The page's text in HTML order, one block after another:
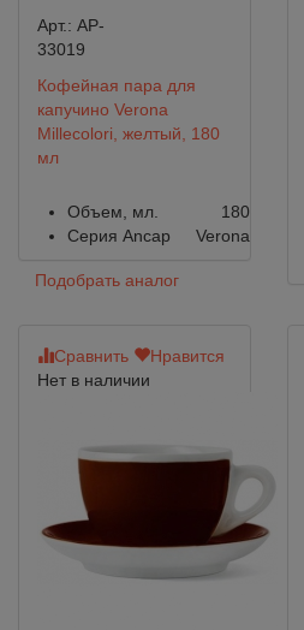
Арт.: AP-
33019
Кофейная пара для
капучино Verona
Millecolori, желтый, 180
мл
Объем, мл.
180
Серия Ancap
Verona
Подобрать аналог
Сравнить
Нравится
Нет в наличии